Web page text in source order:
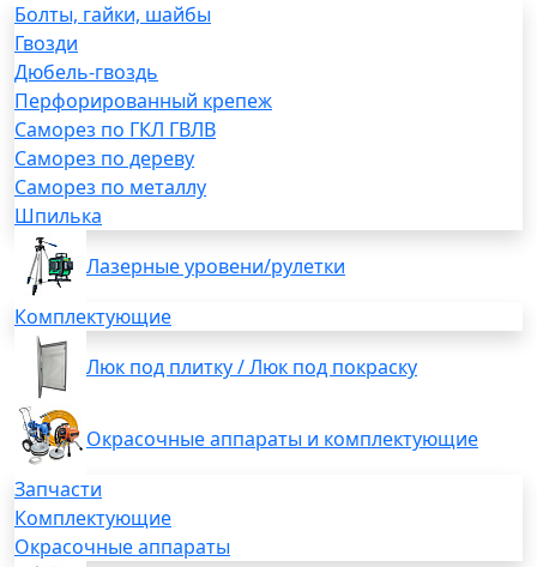
Болты, гайки, шайбы
Гвозди
Дюбель-гвоздь
Перфорированный крепеж
Саморез по ГКЛ ГВЛВ
Саморез по дереву
Саморез по металлу
Шпилька
Лазерные уровени/рулетки
Комплектующие
Люк под плитку / Люк под покраску
Окрасочные аппараты и комплектующие
Запчасти
Комплектующие
Окрасочные аппараты